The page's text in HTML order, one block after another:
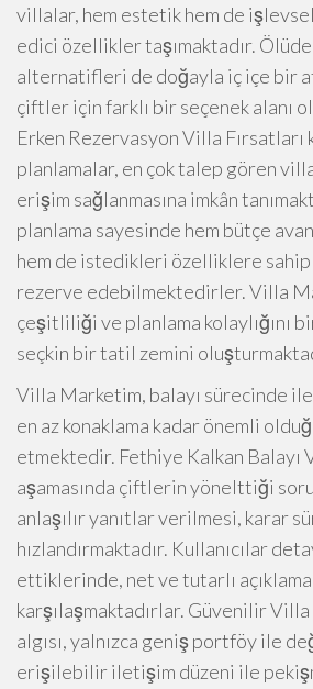
villalar, hem estetik hem de
edici özellikler taşımaktadır.
alternatifleri de doğayla iç içe bir
çiftler için farklı bir seçenek alanı
Erken Rezervasyon Villa Fırsatları
planlamalar, en çok talep gören
erişim sağlanmasına imkân
planlama sayesinde hem bütçe
hem de istedikleri özelliklere
rezerve edebilmektedirler. Villa
çeşitliliği ve planlama kolaylığını
seçkin bir tatil zemini
Villa Marketim, balayı sürecinde
en az konaklama kadar önemli
etmektedir. Fethiye Kalkan Balayı
aşamasında çiftlerin yönelttiği
anlaşılır yanıtlar verilmesi, karar
hızlandırmaktadır. Kullanıcılar
ettiklerinde, net ve tutarlı
karşılaşmaktadırlar. Güvenilir
algısı, yalnızca geniş portföy ile
erişilebilir iletişim düzeni ile